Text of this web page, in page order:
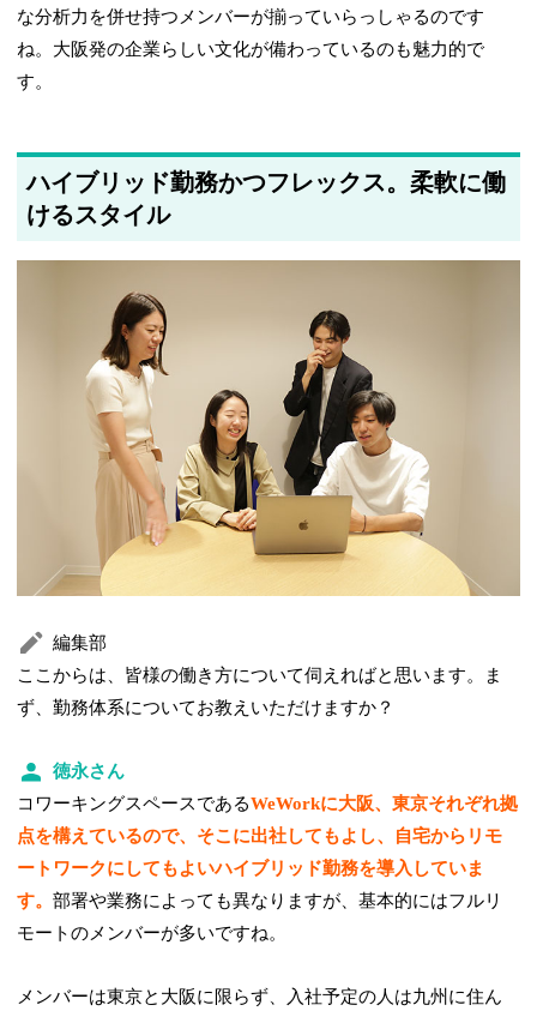
な分析力を併せ持つメンバーが揃っていらっしゃるのです
ね。大阪発の企業らしい文化が備わっているのも魅力的で
す。
ハイブリッド勤務かつフレックス。柔軟に働
けるスタイル
編集部
ここからは、皆様の働き方について伺えればと思います。ま
ず、勤務体系についてお教えいただけますか？
徳永さん
コワーキングスペースであるWeWorkに大阪、東京それぞれ拠
点を構えているので、そこに出社してもよし、自宅からリモ
ートワークにしてもよいハイブリッド勤務を導入していま
す。部署や業務によっても異なりますが、基本的にはフルリ
モートのメンバーが多いですね。
メンバーは東京と大阪に限らず、入社予定の人は九州に住ん